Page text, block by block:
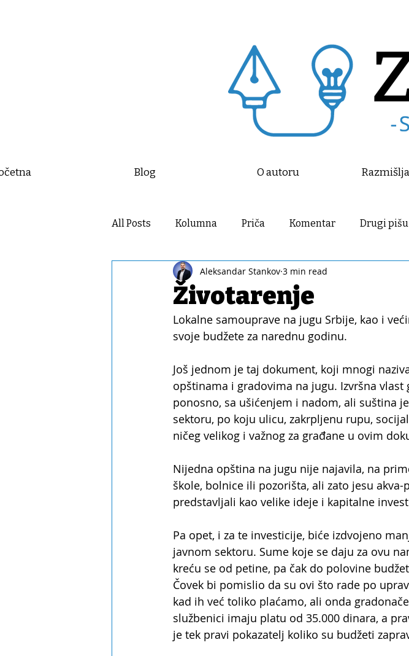
Blog O autoru
All Posts Kolumna Priča Komentar Drugi pišu
Životarenje
Aleksandar Stankov 3 min read
Lokalne samouprave na jugu Srbije, kao i
svoje budžete za narednu godinu.
Još jednom je taj dokument, koji mnogi
opštinama i gradovima na jugu. Izvršna
ponosno, sa ušićenjem i nadom, ali suština
sektoru, po koju ulicu, zakrpljenu rupu,
ničeg velikog i važnog za građane u ovim
Nijedna opština na jugu nije najavila, na
škole, bolnice ili pozorišta, ali zato jesu akva-
predstavljali kao velike ideje i kapitalne
Pa opet, i za te investicije, biće izdvojeno
javnom sektoru. Sume koje se daju za ovu
kreću se od petine, pa čak do polovine
Čovek bi pomislio da su ovi što rade po
kad ih već toliko plaćamo, ali onda
službenici imaju platu od 35.000 dinara, a
je tek pravi pokazatelj koliko su budžeti